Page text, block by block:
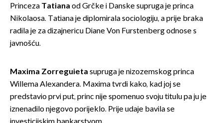
Princeza Tatiana od Grčke i Danske supruga je princa
Nikolaosa. Tatiana je diplomirala sociologiju, a prije braka
radila je za dizajnericu Diane Von Furstenberg odnose s
javnošću.
Maxima Zorreguieta supruga je nizozemskog princa
Willema Alexandera. Maxima tvrdi kako, kad joj se
predstavio prvi put, princ nije spomenuo svoju titulu pa ju je
iznenadilo njegovo porijeklo. Prije udaje bavila se